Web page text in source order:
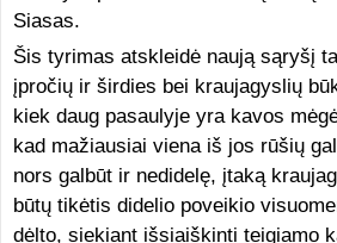
Siasas.
Šis tyrimas atskleidė naują sąryšį
įpročių ir širdies bei kraujagyslių
kiek daug pasaulyje yra kavos
kad mažiausiai viena iš jos rūšių
nors galbūt ir nedidelę, įtaką
būtų tikėtis didelio poveikio
dėlto, siekiant išsiaiškinti teigiamo